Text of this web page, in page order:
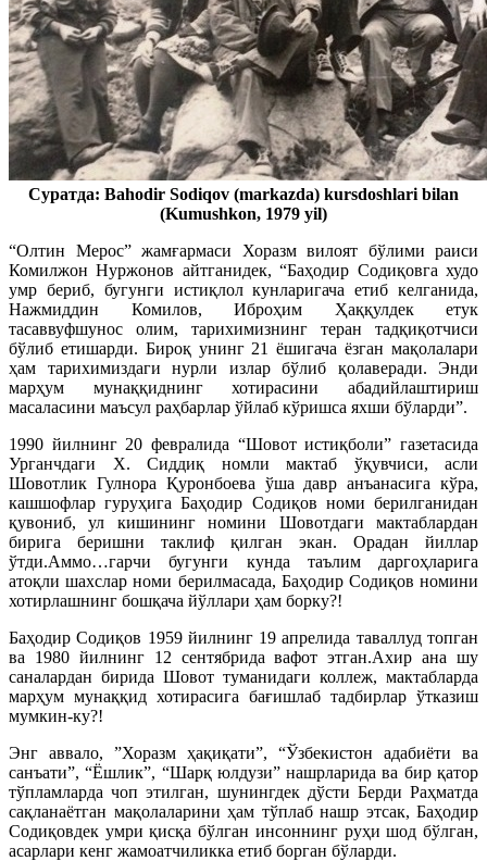
Суратда: Bahodir Sodiqov (markazda) kursdoshlari bilan
(Kumushkon, 1979 yil)
“Олтин Мерос” жамғармаси Хоразм вилоят бўлими раиси
Комилжон Нуржонов айтганидек, “Баҳодир Содиқовга худо
умр бериб, бугунги истиқлол кунларигача етиб келганида,
Нажмиддин Комилов, Иброҳим Ҳаққулдек етук
тасаввуфшунос олим, тарихимизнинг теран тадқиқотчиси
бўлиб етишарди. Бироқ унинг 21 ёшигача ёзган мақолалари
ҳам тарихимиздаги нурли излар бўлиб қолаверади. Энди
марҳум мунаққиднинг хотирасини абадийлаштириш
масаласини маъсул раҳбарлар ўйлаб кўришса яхши бўларди”.
1990 йилнинг 20 февралида “Шовот истиқболи” газетасида
Урганчдаги Х. Сиддиқ номли мактаб ўқувчиси, асли
Шовотлик Гулнора Қуронбоева ўша давр анъанасига кўра,
кашшофлар гуруҳига Баҳодир Содиқов номи берилганидан
қувониб, ул кишининг номини Шовотдаги мактаблардан
бирига беришни таклиф қилган экан. Орадан йиллар
ўтди.Аммо…гарчи бугунги кунда таълим даргоҳларига
атоқли шахслар номи берилмасада, Баҳодир Содиқов номини
хотирлашнинг бошқача йўллари ҳам борку?!
Баҳодир Содиқов 1959 йилнинг 19 апрелида таваллуд топган
ва 1980 йилнинг 12 сентябрида вафот этган.Ахир ана шу
саналардан бирида Шовот туманидаги коллеж, мактабларда
марҳум мунаққид хотирасига бағишлаб тадбирлар ўтказиш
мумкин-ку?!
Энг аввало, ”Хоразм ҳақиқати”, “Ўзбекистон адабиёти ва
санъати”, “Ёшлик”, “Шарқ юлдузи” нашрларида ва бир қатор
тўпламларда чоп этилган, шунингдек дўсти Берди Раҳматда
сақланаётган мақолаларини ҳам тўплаб нашр этсак, Баҳодир
Содиқовдек умри қисқа бўлган инсоннинг руҳи шод бўлган,
асарлари кенг жамоатчиликка етиб борган бўларди.